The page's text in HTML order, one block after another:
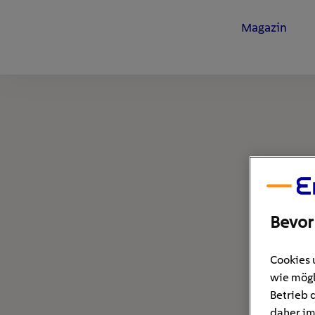
Magazin
Cookies
wie
Betrieb